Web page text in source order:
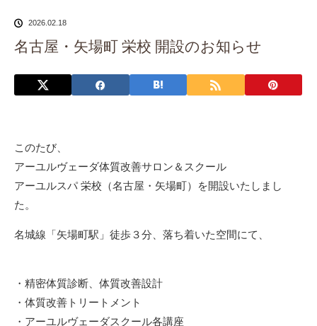
2026.02.18
名古屋・矢場町 栄校 開設のお知らせ
このたび、
アーユルヴェーダ体質改善サロン＆スクール
アーユルスパ 栄校（名古屋・矢場町）を開設いたしまし
た。
名城線「矢場町駅」徒歩３分、落ち着いた空間にて、
・精密体質診断、体質改善設計
・体質改善トリートメント
・アーユルヴェーダスクール各講座